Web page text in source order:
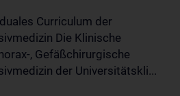
Curriculum der
Die Klinische
, Gefäßchirurgische
der Universitätskli...